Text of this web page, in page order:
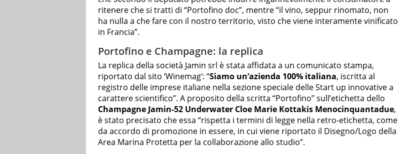
ritenere che si tratti di “Portofino doc”, mentre “il vino, seppur rinomato, non
ha nulla a che fare con il nostro territorio, visto che viene interamente vinificato
in Francia”.
Portofino e Champagne: la replica
La replica della società Jamin srl è stata affidata a un comunicato stampa,
riportato dal sito ‘Winemag’: “Siamo un’azienda 100% italiana, iscritta al
registro delle imprese italiane nella sezione speciale delle Start up innovative a
carattere scientifico”. A proposito della scritta “Portofino” sull’etichetta dello
Champagne Jamin-52 Underwater Cloe Marie Kottakis Menocinquantadue,
è stato precisato che essa “rispetta i termini di legge nella retro-etichetta, come
da accordo di promozione in essere, in cui viene riportato il Disegno/Logo della
Area Marina Protetta per la collaborazione allo studio”.